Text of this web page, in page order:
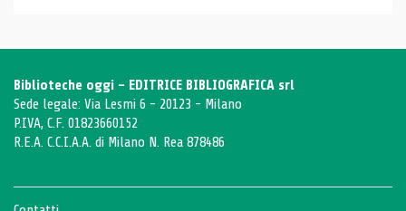
Biblioteche oggi - EDITRICE BIBLIOGRAFICA srl
Sede legale: Via Lesmi 6 - 20123 - Milano
P.IVA, C.F. 01823660152
R.E.A. C.C.I.A.A. di Milano N. Rea 878486